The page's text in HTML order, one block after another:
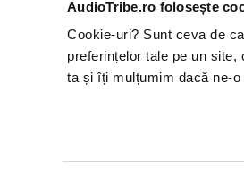
AudioTribe.ro folosește
Cookie-uri? Sunt ceva de
preferințelor tale pe un
ta și îți mulțumim dacă ne-